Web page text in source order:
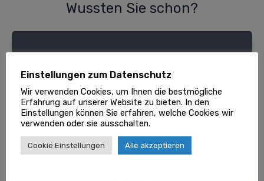
Wussten Sie schon?
Einstellungen zum Datenschutz
Wir verwenden Cookies, um Ihnen die bestmögliche
Erfahrung auf unserer Website zu bieten. In den
Einstellungen können Sie erfahren, welche Cookies wir
verwenden oder sie ausschalten.
Cookie Einstellungen Alle akzeptieren